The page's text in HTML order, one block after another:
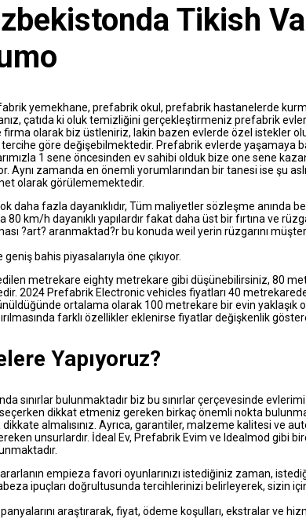
Tikish
yemekhane, prefabrik okul, prefabrik hastanelerde
çatıda ki oluk temizliğini gerçekleştirmeniz prefabrik
firma olarak biz üstleniriz, lakin bazen evlerde özel istekler
göre değişebilmektedir. Prefabrik evlerde yaşamaya
1 sene öncesinden ev sahibi olduk bize one sene
Aynı zamanda en önemli yorumlarından bir tanesi ise şu
olarak görülememektedir.
daha fazla dayanıklıdır, Tüm maliyetler sözleşme anında
80 km/h dayanıklı yapılardır fakat daha üst bir fırtına ve
?art? aranmaktad?r bu konuda weil yerin rüzgarını
bahis piyasalarıyla öne çıkıyor.
metrekare eighty metrekare gibi düşünebilirsiniz, 80
2024 Prefabrik Electronic vehicles fiyatları 40
ortalama olarak 100 metrekare bir evin yaklaşık
farklı özellikler eklenirse fiyatlar değişkenlik
Yapıyoruz?
sınırlar bulunmaktadır biz bu sınırlar çerçevesinde
dikkat etmeniz gereken birkaç önemli nokta
dikkate almalısınız. Ayrıca, garantiler, malzeme kalitesi ve
unsurlardır. İdeal Ev, Prefabrik Evim ve Idealmod gibi
empieza favori oyunlarınızı istediğiniz zaman,
ipuçları doğrultusunda tercihlerinizi belirleyerek, sizin
araştırarak, fiyat, ödeme koşulları, ekstralar ve